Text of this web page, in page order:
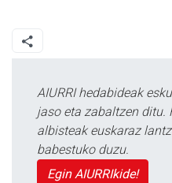
AIURRI hedabideak
jaso eta zabaltzen ditu.
albisteak euskaraz
babestuko duzu.
Egin AIURRIkide!